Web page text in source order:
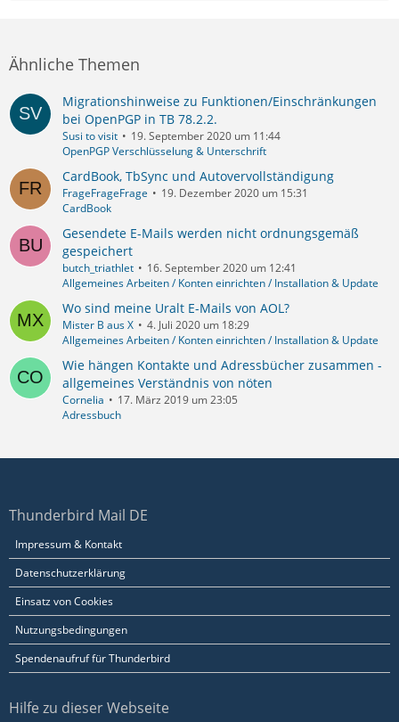
Ähnliche Themen
Migrationshinweise zu Funktionen/Einschränkungen
bei OpenPGP in TB 78.2.2.
Susi to visit
19. September 2020 um 11:44
OpenPGP Verschlüsselung & Unterschrift
CardBook, TbSync und Autovervollständigung
FrageFrageFrage
19. Dezember 2020 um 15:31
CardBook
Gesendete E-Mails werden nicht ordnungsgemäß
gespeichert
butch_triathlet
16. September 2020 um 12:41
Allgemeines Arbeiten / Konten einrichten / Installation & Update
Wo sind meine Uralt E-Mails von AOL?
Mister B aus X
4. Juli 2020 um 18:29
Allgemeines Arbeiten / Konten einrichten / Installation & Update
Wie hängen Kontakte und Adressbücher zusammen -
allgemeines Verständnis von nöten
Cornelia
17. März 2019 um 23:05
Adressbuch
Thunderbird Mail DE
Impressum & Kontakt
Datenschutzerklärung
Einsatz von Cookies
Nutzungsbedingungen
Spendenaufruf für Thunderbird
Hilfe zu dieser Webseite